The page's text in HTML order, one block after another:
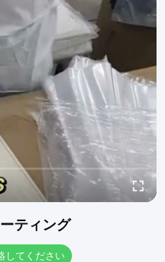
ティング
してください